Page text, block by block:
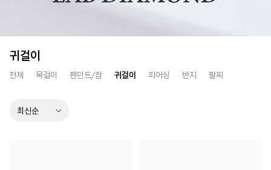
귀걸이
전체 목걸이 펜던트/참 귀걸이 피어싱 반지 팔찌